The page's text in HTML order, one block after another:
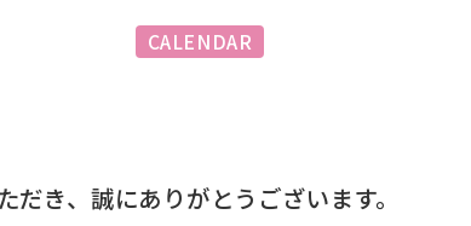
CALENDAR
き、誠にありがとうございます。